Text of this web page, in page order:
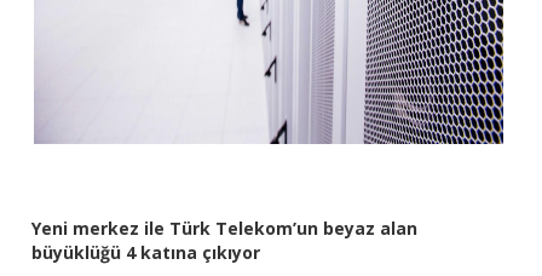
Yeni merkez ile Türk Telekom’un beyaz alan
büyüklüğü 4 katına çıkıyor